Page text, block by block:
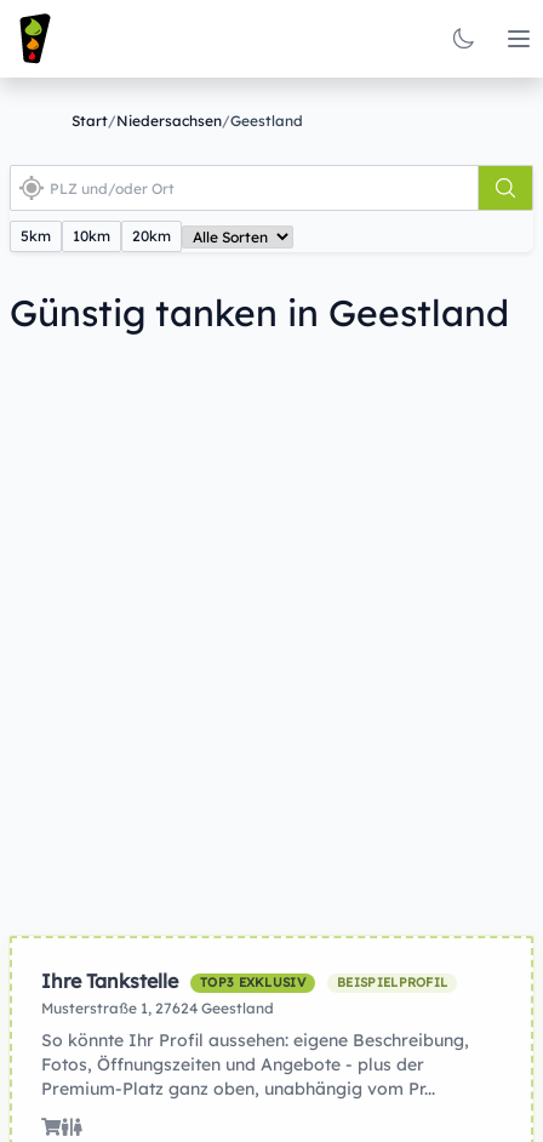
Start/Niedersachsen/Geestland
5km 10km 20km
Günstig tanken in Geestland
Ihre Tankstelle TOP3 EXKLUSIV BEISPIELPROFIL
Musterstraße 1, 27624 Geestland
So könnte Ihr Profil aussehen: eigene Beschreibung,
Fotos, Öffnungszeiten und Angebote - plus der
Premium-Platz ganz oben, unabhängig vom Pr...